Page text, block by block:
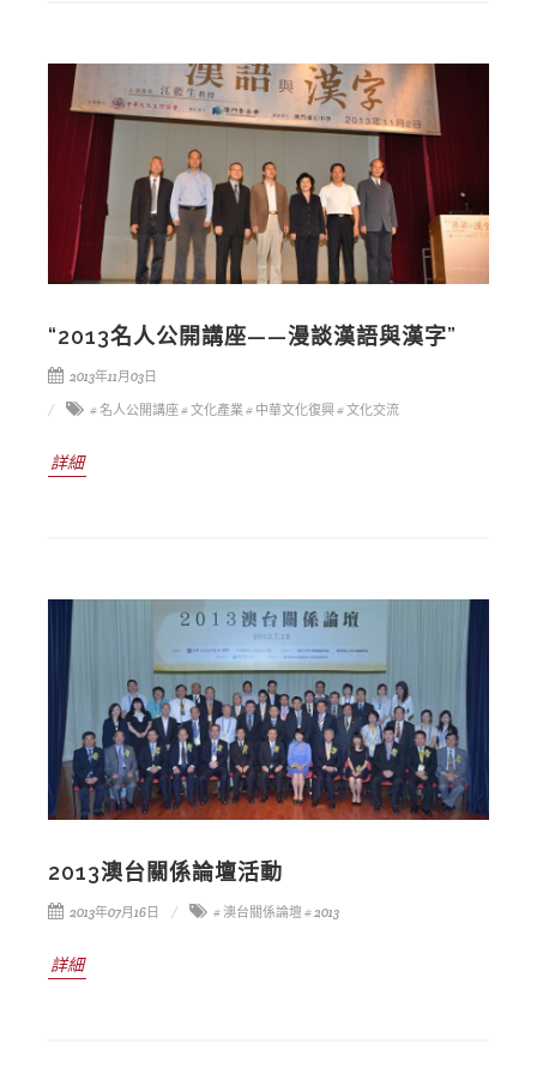
“2013名人公開講座——漫談漢語與漢字”
2013年11月03日
# 名人公開講座# 文化產業# 中華文化復興# 文化交流
詳細
2013澳台關係論壇活動
2013年07月16日 # 澳台關係論壇# 2013
詳細